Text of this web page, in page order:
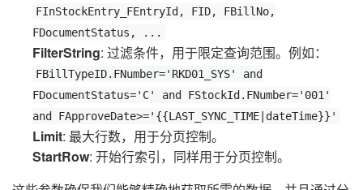
FInStockEntry_FEntryId, FID, FBillNo,
FDocumentStatus, ...
FilterString: 过滤条件，用于限定查询范围。例如：
FBillTypeID.FNumber='RKD01_SYS' and
FDocumentStatus='C' and FStockId.FNumber='001'
and FApproveDate>='{{LAST_SYNC_TIME|dateTime}}'
Limit: 最大行数，用于分页控制。
StartRow: 开始行索引，同样用于分页控制。